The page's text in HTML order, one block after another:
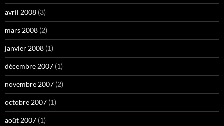
avril 2008 (3)
mars 2008 (2)
janvier 2008 (1)
décembre 2007 (1)
novembre 2007 (2)
octobre 2007 (1)
août 2007 (1)